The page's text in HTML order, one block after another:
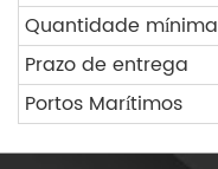
Quantidade mínima
Prazo de entrega
Portos Marítimos